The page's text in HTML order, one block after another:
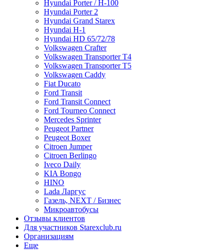
Hyundai Porter / H-100
Hyundai Porter 2
Hyundai Grand Starex
Hyundai H-1
Hyundai HD 65/72/78
Volkswagen Crafter
Volkswagen Transporter T4
Volkswagen Transporter T5
Volkswagen Caddy
Fiat Ducato
Ford Transit
Ford Transit Connect
Ford Tourneo Connect
Mercedes Sprinter
Peugeot Partner
Peugeot Boxer
Citroen Jumper
Citroen Berlingo
Iveco Daily
KIA Bongo
HINO
Lada Ларгус
Газель, NEXT / Бизнес
Микроавтобусы
Отзывы клиентов
Для участников Starexclub.ru
Организациям
Еще